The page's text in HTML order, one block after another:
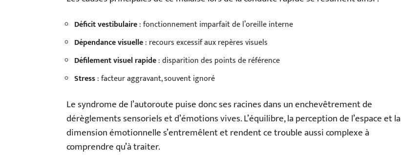
Déficit vestibulaire: fonctionnement imparfait de l’oreille interne
Dépendance visuelle: recours excessif aux repères visuels
Défilement visuel rapide: disparition des points de référence
Stress: facteur aggravant, souvent ignoré
Le syndrome de l’autoroute puise donc ses racines dans un enchevêtrement de
dérèglements sensoriels et d’émotions vives. L’équilibre, la perception de l’espace et la
dimension émotionnelle s’entremêlent et rendent ce trouble aussi complexe à
comprendre qu’à traiter.